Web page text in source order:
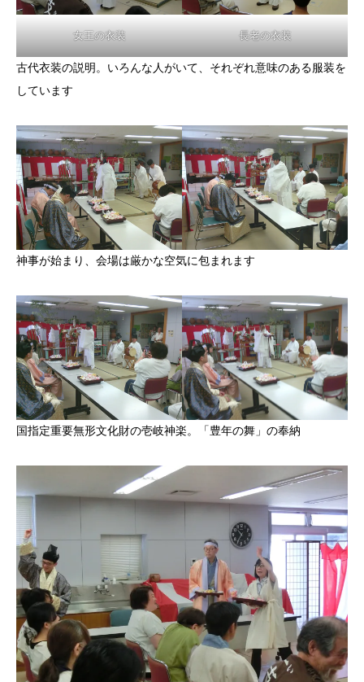
女王の衣装 長老の衣装
古代衣装の説明。いろんな人がいて、それぞれ意味のある服装を
しています
神事が始まり、会場は厳かな空気に包まれます
国指定重要無形文化財の壱岐神楽。「豊年の舞」の奉納